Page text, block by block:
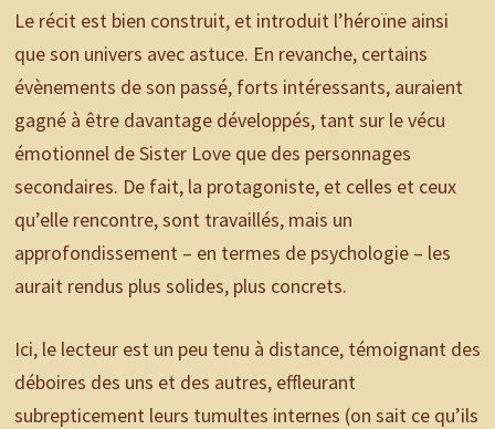
Le récit est bien construit, et introduit l’héroïne ainsi
que son univers avec astuce. En revanche, certains
évènements de son passé, forts intéressants, auraient
gagné à être davantage développés, tant sur le vécu
émotionnel de Sister Love que des personnages
secondaires. De fait, la protagoniste, et celles et ceux
qu’elle rencontre, sont travaillés, mais un
approfondissement – en termes de psychologie – les
aurait rendus plus solides, plus concrets.
Ici, le lecteur est un peu tenu à distance, témoignant des
déboires des uns et des autres, effleurant
subrepticement leurs tumultes internes (on sait ce qu’ils